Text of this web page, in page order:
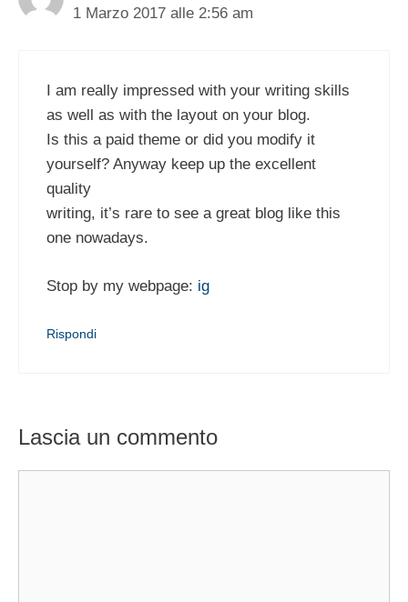
1 Marzo 2017 alle 2:56 am
I am really impressed with your writing skills
as well as with the layout on your blog.
Is this a paid theme or did you modify it
yourself? Anyway keep up the excellent
quality
writing, it’s rare to see a great blog like this
one nowadays.
Stop by my webpage: ig
Rispondi
Lascia un commento